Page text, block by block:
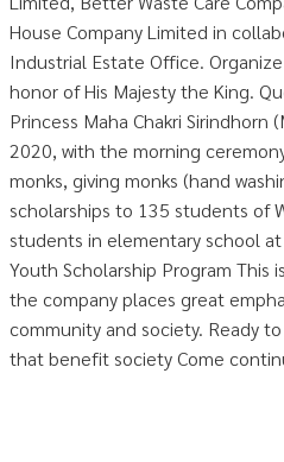
House Company Limited in
Industrial Estate Office.
honor of His Majesty the King.
Princess Maha Chakri Sirindhorn
2020, with the morning
monks, giving monks (hand
scholarships to 135 students of
students in elementary school
Youth Scholarship Program
the company places great
community and society. Ready
that benefit society Come